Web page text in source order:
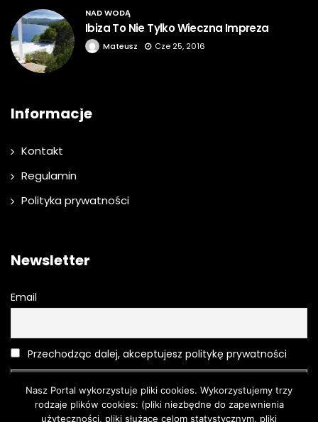
NAD WODĄ
Ibiza To Nie Tylko Wieczna Impreza
Mateusz Cze 25, 2016
Informacje
Kontakt
Regulamin
Polityka prywatności
Newsletter
Email
Przechodząc dalej, akceptujesz politykę prywatności
Nasz Portal wykorzystuje pliki cookies. Wykorzystujemy trzy
rodzaje plików cookies: (pliki niezbędne do zapewnienia
użyteczności, pliki służące celom statystycznym, pliki